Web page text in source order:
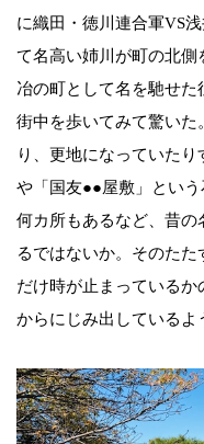
に織田・徳川連合軍VS
て名高い姉川が町の北側
冶の町として名を馳せた
街中を歩いてみて驚いた
り、更地になっていた
や「国友●●屋敷」とい
何カ所もあるなど、昔の
るではないか。そのたた
だけ時が止まっている
からにじみ出しているよ